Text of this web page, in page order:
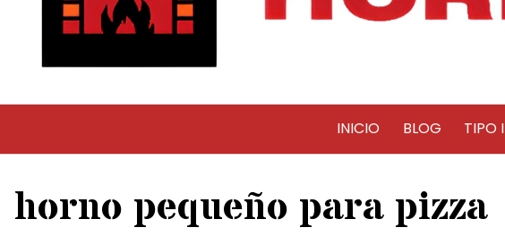
INICIO BLOG TIPO I
horno pequeño para pizza